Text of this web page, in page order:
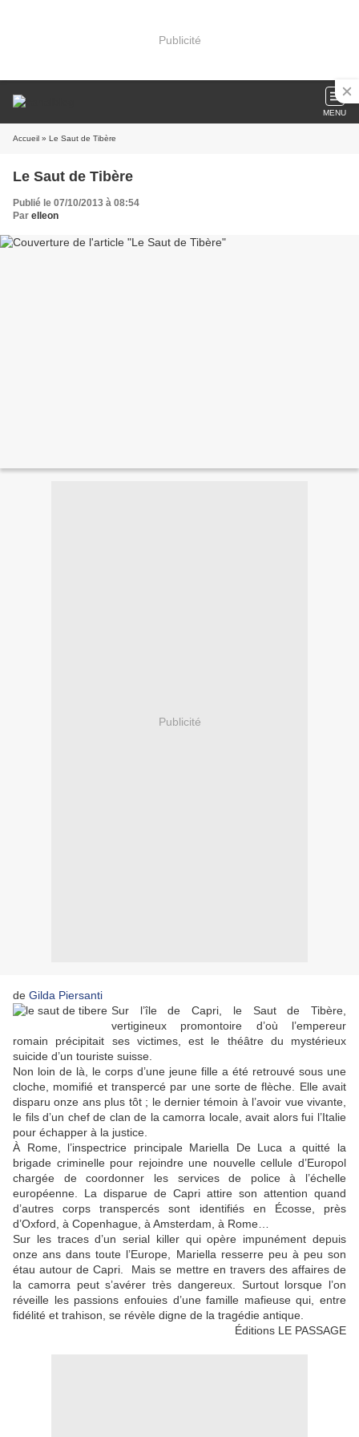
Publicité
MENU
Accueil » Le Saut de Tibère
Le Saut de Tibère
Publié le 07/10/2013 à 08:54
Par elleon
Publicité
de Gilda Piersanti
Sur l’île de Capri, le Saut de Tibère,
vertigineux promontoire d’où l’empereur
romain précipitait ses victimes, est le théâtre du mystérieux
suicide d’un touriste suisse.
Non loin de là, le corps d’une jeune fille a été retrouvé sous une
cloche, momifié et transpercé par une sorte de flèche. Elle avait
disparu onze ans plus tôt ; le dernier témoin à l’avoir vue vivante,
le fils d’un chef de clan de la camorra locale, avait alors fui l’Italie
pour échapper à la justice.
À Rome, l’inspectrice principale Mariella De Luca a quitté la
brigade criminelle pour rejoindre une nouvelle cellule d’Europol
chargée de coordonner les services de police à l’échelle
européenne. La disparue de Capri attire son attention quand
d’autres corps transpercés sont identifiés en Écosse, près
d’Oxford, à Copenhague, à Amsterdam, à Rome…
Sur les traces d’un serial killer qui opère impunément depuis
onze ans dans toute l’Europe, Mariella resserre peu à peu son
étau autour de Capri. Mais se mettre en travers des affaires de
la camorra peut s’avérer très dangereux. Surtout lorsque l’on
réveille les passions enfouies d’une famille mafieuse qui, entre
fidélité et trahison, se révèle digne de la tragédie antique.
Éditions LE PASSAGE